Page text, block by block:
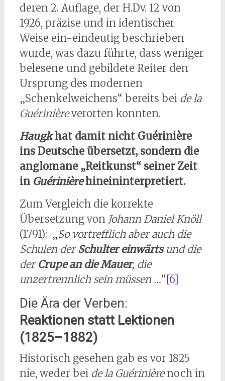
deren 2. Auflage, der H.Dv. 12 von
1926, präzise und in identischer
Weise ein-eindeutig beschrieben
wurde, was dazu führte, dass weniger
belesene und gebildete Reiter den
Ursprung des modernen
„Schenkelweichens“ bereits bei de la
Guérinièreverorten konnten.
Haugkhat damit nicht Guérinière
ins Deutsche übersetzt, sondern die
anglomane „Reitkunst“ seiner Zeit
in Guérinièrehineininterpretiert.
Zum Vergleich die korrekte
Übersetzung von Johann Daniel Knöll
(1791): „So vortrefflich aber auch die
Schulen derSchulter einwärtsund die
der Crupe an die Mauer, die
unzertrennlich sein müssen …“[6]
Die Ära der Verben:
Reaktionen statt Lektionen
(1825–1882)
Historisch gesehen gab es vor 1825
nie, weder bei de la Guérinièrenoch in